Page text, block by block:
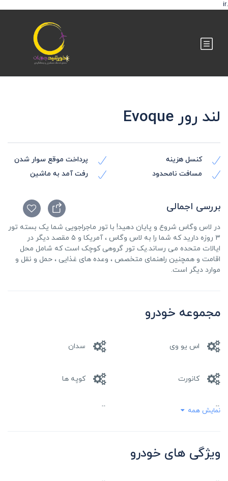
.ir
لند رور Evoque
کنسل هزینه
پرداخت موقع سوار شدن
مسافت نامحدود
رفت آمد به ماشین
بررسی اجمالی
در لاس وگاس شروع و پایان دهید! با تور ماجراجویی شما یک بسته تور
۳ روزه دارید که شما را به لاس وگاس ، آمریکا و ۵ مقصد دیگر در
ایالات متحده می رساند.یک تور گروهی کوچک است که شامل محل
اقامت و همچنین راهنمای متخصص ، وعده های غذایی ، حمل و نقل و
موارد دیگر است.
مجموعه خودرو
اس یو وی سدان
کانورت کوپه ها
مینی وننمایش همه
ویژگی های خودرو